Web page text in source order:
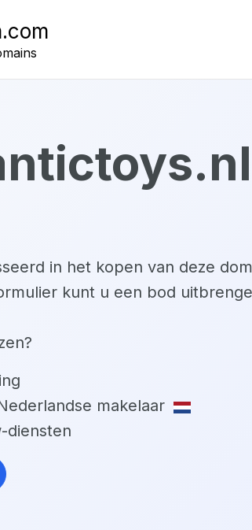
in het kopen van deze
kunt u een bod
makelaar
diensten